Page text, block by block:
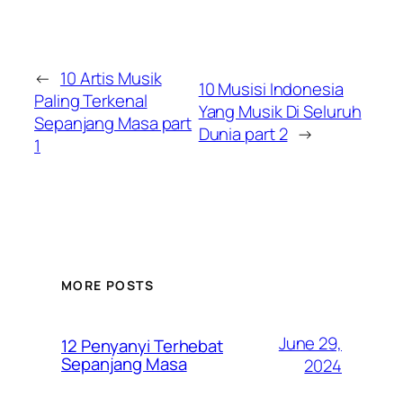
← 10 Artis Musik
Paling Terkenal
Sepanjang Masa part
1
10 Musisi Indonesia
Yang Musik Di Seluruh
Dunia part 2 →
MORE POSTS
12 Penyanyi Terhebat
Sepanjang Masa
June 29,
2024